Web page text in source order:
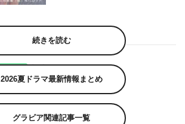
続きを読む
2026夏ドラマ最新情報まとめ
グラビア関連記事一覧